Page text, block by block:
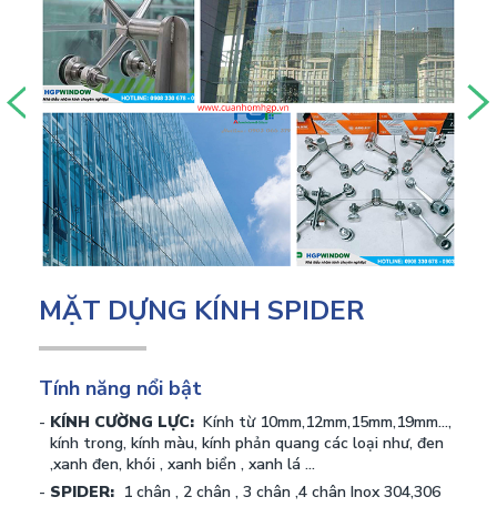
MẶT DỰNG KÍNH SPIDER
Tính năng nổi bật
KÍNH CƯỜNG LỰC: Kính từ 10mm,12mm,15mm,19mm...,
kính trong, kính màu, kính phản quang các loại như, đen
,xanh đen, khói , xanh biển , xanh lá ...
SPIDER: 1 chân , 2 chân , 3 chân ,4 chân Inox 304,306